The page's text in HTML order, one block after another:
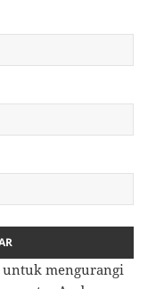
mengurangi